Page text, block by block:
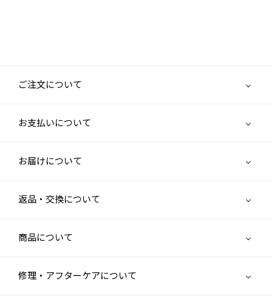
ご注文について
お支払いについて
お届けについて
返品・交換について
商品について
修理・アフターケアについて